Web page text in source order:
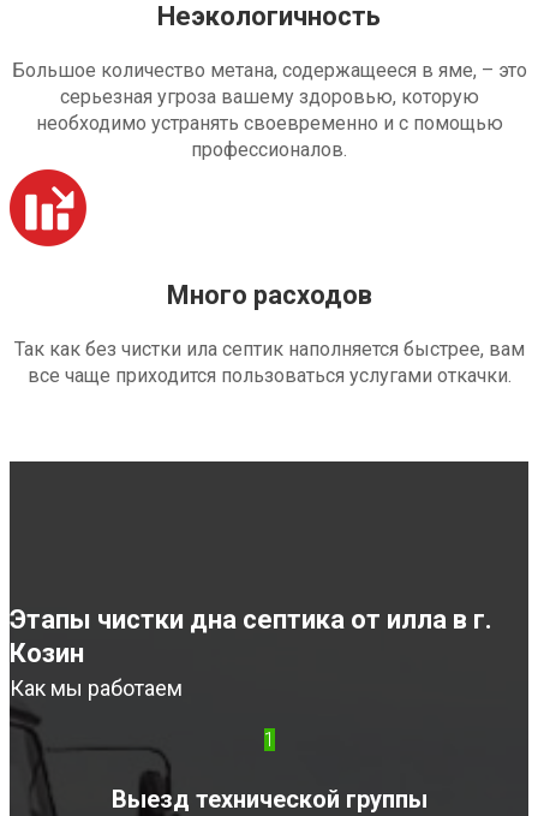
Неэкологичность
Большое количество метана, содержащееся в яме, – это
серьезная угроза вашему здоровью, которую
необходимо устранять своевременно и с помощью
профессионалов.
Много расходов
Так как без чистки ила септик наполняется быстрее, вам
все чаще приходится пользоваться услугами откачки.
Этапы чистки дна септика от илла в г.
Козин
Как мы работаем
1
Выезд технической группы